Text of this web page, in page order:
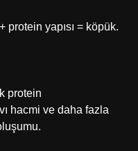
protein yapısı = köpük.
protein
hacmi ve daha fazla